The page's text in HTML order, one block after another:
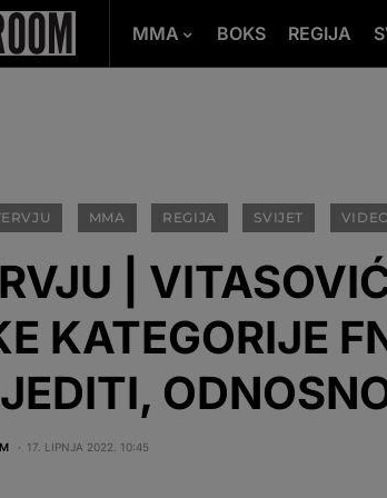
MMA BOKS REGIJA
MMA REGIJA SVIJET
|
KATEGORIJE
17. LIPNJA 2022. 10:45